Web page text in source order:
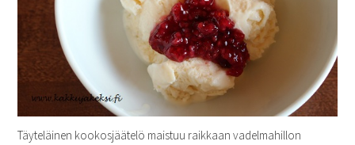
Täyteläinen kookosjäätelö maistuu raikkaan vadelmahillon